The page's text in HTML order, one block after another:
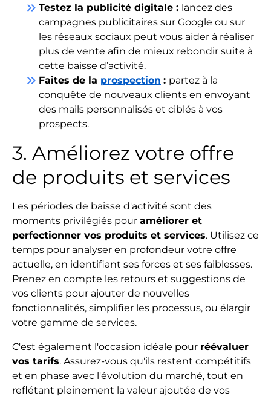
keyboard_double_arrow_right Testez la publicité digitale : lancez des
campagnes publicitaires sur Google ou sur
les réseaux sociaux peut vous aider à réaliser
plus de vente afin de mieux rebondir suite à
cette baisse d’activité.
keyboard_double_arrow_right Faites de la prospection : partez à la
conquête de nouveaux clients en envoyant
des mails personnalisés et ciblés à vos
prospects.
3. Améliorez votre offre
de produits et services
Les périodes de baisse d'activité sont des
moments privilégiés pour améliorer et
perfectionner vos produits et services. Utilisez ce
temps pour analyser en profondeur votre offre
actuelle, en identifiant ses forces et ses faiblesses.
Prenez en compte les retours et suggestions de
vos clients pour ajouter de nouvelles
fonctionnalités, simplifier les processus, ou élargir
votre gamme de services.
C'est également l'occasion idéale pour réévaluer
vos tarifs. Assurez-vous qu'ils restent compétitifs
et en phase avec l'évolution du marché, tout en
reflétant pleinement la valeur ajoutée de vos